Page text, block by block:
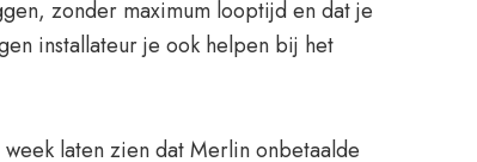
zonder maximum looptijd en dat je
installateur je ook helpen bij het
laten zien dat Merlin onbetaalde